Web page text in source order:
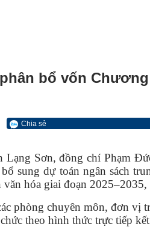
bổ vốn
Chia sẻ
Sơn, đồng chí Phạm
sung dự toán ngân sách
hóa giai đoạn
phòng chuyên môn, đơn vị
theo hình thức trực tiếp